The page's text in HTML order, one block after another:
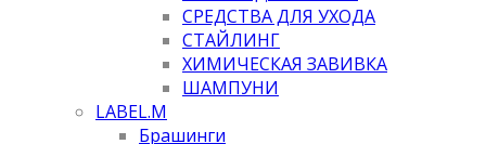
СРЕДСТВА ДЛЯ УХОДА
СТАЙЛИНГ
ХИМИЧЕСКАЯ ЗАВИВКА
ШАМПУНИ
LABEL.M
Брашинги